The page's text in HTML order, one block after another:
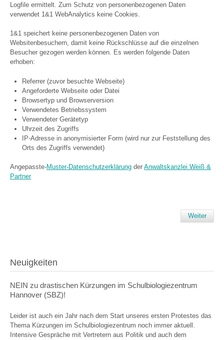
Logfile ermittelt. Zum Schutz von personenbezogenen Daten
verwendet 1&1 WebAnalytics keine Cookies.
1&1 speichert keine personenbezogenen Daten von
Websitenbesuchern, damit keine Rückschlüsse auf die einzelnen
Besucher gezogen werden können. Es werden folgende Daten
erhoben:
Referrer (zuvor besuchte Webseite)
Angeforderte Webseite oder Datei
Browsertyp und Browserversion
Verwendetes Betriebssystem
Verwendeter Gerätetyp
Uhrzeit des Zugriffs
IP-Adresse in anonymisierter Form (wird nur zur Feststellung des
Orts des Zugriffs verwendet)
Angepasste-Muster-Datenschutzerklärung der Anwaltskanzlei Weiß &
Partner
Weiter
Neuigkeiten
NEIN zu drastischen Kürzungen im Schulbiologiezentrum
Hannover (SBZ)!
Leider ist auch ein Jahr nach dem Start unseres ersten Protestes das
Thema Kürzungen im Schulbiologiezentrum noch immer aktuell.
Intensive Gespräche mit Vertretern aus Politik und auch dem